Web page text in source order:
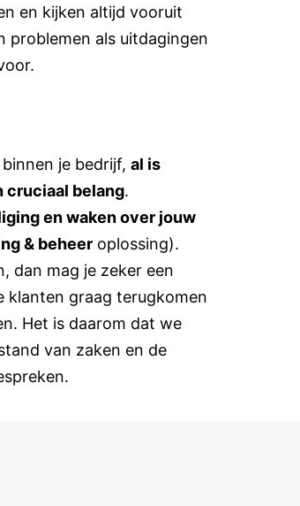
en kijken altijd vooruit
problemen als uitdagingen
je bedrijf, al is
cruciaal belang.
en waken over jouw
& beheeroplossing).
dan mag je zeker een
klanten graag terugkomen
Het is daarom dat we
van zaken en de